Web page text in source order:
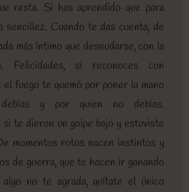
resta. Si has aprendido que para
sencillez. Cuando te das cuenta, de
más íntimo que desnudarse, con la
Felicidades, si reconoces con
el fuego te quemó por poner la mano
y por quien no debías.
si te dieron un golpe bajo y estuviste
momentos rotos nacen instintos y
de guerra, que te hacen ir ganando
no te agrada, quítate el único